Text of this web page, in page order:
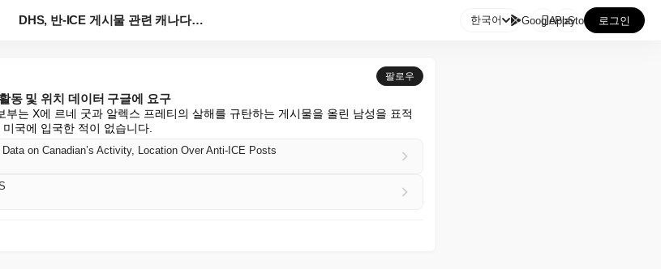
DHS, 반-ICE 게시물 관련 캐나다인 활동 및 위치... 한국어 GooglePlay
AppStore 로그인
팔로우
동 및 위치 데이터 구글에 요구
는 X에 르네 굿과 알렉스 프레티의 살해를 규탄하는 게시물을 올린 남성을 표적
국에 입국한 적이 없습니다.
on Canadian’s Activity, Location Over Anti-ICE Posts